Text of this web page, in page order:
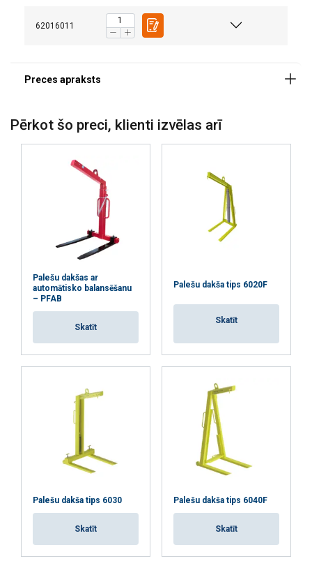
62016011
Marķējums:
Pārklājums:
Pērkot šo preci, klienti izvēlas arī
Palešu dakšas ar
automātisko balansēšanu
– PFAB
Skatīt
Palešu dakša tips 6020F
Skatīt
Palešu dakša tips 6030
Skatīt
Palešu dakša tips 6040F
Skatīt